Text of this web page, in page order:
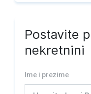
Postavite
nekretnini
Ime i prezime